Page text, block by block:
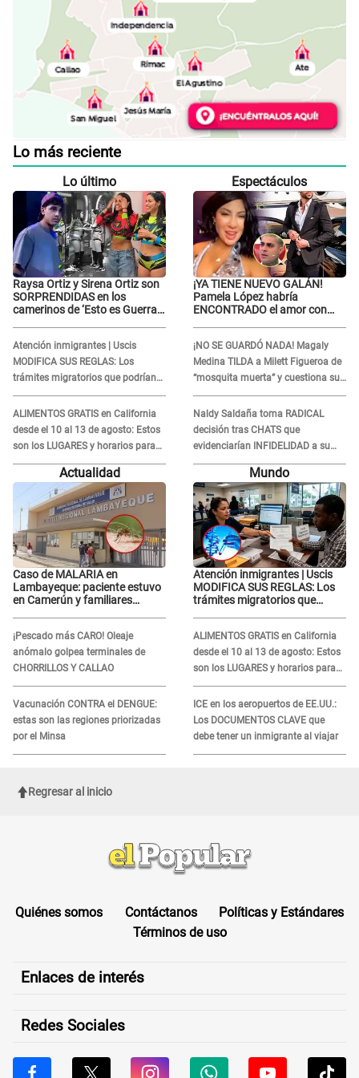
Lo más reciente
Lo último
Raysa Ortiz y Sirena Ortiz son
SORPRENDIDAS en los
camerinos de ‘Esto es Guerra’
Gabriel Moisés: “Gracias”
Atención inmigrantes | Uscis
MODIFICA SUS REGLAS: Los
trámites migratorios que podrían
necesitar tu prueba de ADN
ALIMENTOS GRATIS en California
desde el 10 al 13 de agosto: Estos
son los LUGARES y horarios para
recibir la ayuda
Espectáculos
¡YA TIENE NUEVO GALÁN!
Pamela López habría
ENCONTRADO el amor con
¡NO SE GUARDÓ NADA! Magaly
Medina TILDA a Milett Figueroa de
“mosquita muerta” y cuestiona su
RECONCILIACIÓN con Marcelo
Tinelli en TV argentina
Naldy Saldaña toma RADICAL
decisión tras CHATS que
evidenciarían INFIDELIDAD a su
novio con animador de 'La Bella
Luz': "Un día..."
Actualidad
Caso de MALARIA en
Lambayeque: paciente estuvo
en Camerún y familiares
¡Pescado más CARO! Oleaje
anómalo golpea terminales de
CHORRILLOS Y CALLAO
Vacunación CONTRA el DENGUE:
estas son las regiones priorizadas
por el Minsa
Mundo
Atención inmigrantes | Uscis
MODIFICA SUS REGLAS: Los
trámites migratorios que
ALIMENTOS GRATIS en California
desde el 10 al 13 de agosto: Estos
son los LUGARES y horarios para
recibir la ayuda
ICE en los aeropuertos de EE.UU.:
Los DOCUMENTOS CLAVE que
debe tener un inmigrante al viajar
Regresar al inicio
Quiénes somos Contáctanos
Políticas y Estándares
Términos de uso
Enlaces de interés
Redes Sociales